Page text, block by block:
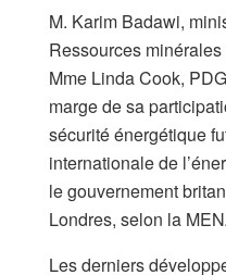
M. Karim Badawi,
Ressources
Mme Linda Cook,
marge de sa
sécurité énergétique
internationale de
le gouvernement
Londres, selon la
Les derniers